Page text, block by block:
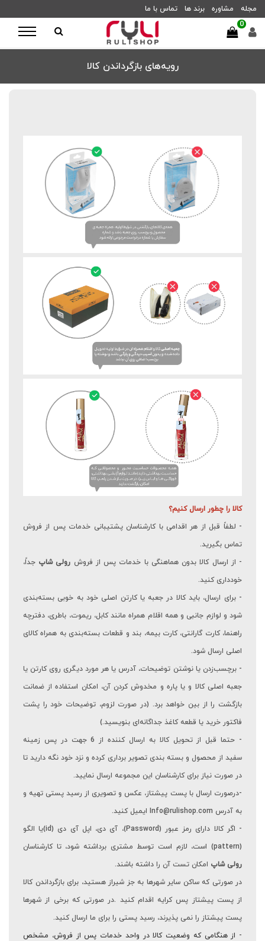
مجله مشاوره برند ها تماس با ما
0
رویه‌های بازگرداندن کالا
کالا را چطور ارسال کنیم؟
- لطفاً قبل از هر اقدامی با کارشناسان پشتیبانی خدمات پس از فروش
تماس بگیرید.
- از ارسال کالا بدون هماهنگی با خدمات پس از فروش رولی شاپ جداً،
خودداری کنید.
- برای ارسال، باید کالا در جعبه یا کارتن اصلی خود به ‏خوبی بسته‌بندی
شود و لوازم جانبی و همه اقلام همراه مانند کابل، ریموت، باطری، دفترچه
راهنما، کارت گارانتی، کارت بیمه، بند و قطعات بسته‌بندی به همراه کالای
اصلی ارسال شود.
- برچسب‌زدن یا نوشتن توضیحات، آدرس یا هر مورد دیگری روی کارتن یا
جعبه اصلی کالا و یا پاره و مخدوش کردن آن، امکان استفاده از ضمانت
بازگشت را از بین خواهد برد. (در صورت لزوم، توضیحات خود را پشت
فاکتور خرید یا قطعه کاغذ جداگانه‌ای بنویسید.)
- حتما قبل از تحویل کالا به ارسال کننده از 6 جهت در پس زمینه
سفید از محصول و بسته بندی تصویر برداری کردهو نزد خود نگه دارید تا
در صورت نیاز برای کارشناسان این مجموعه ارسال نمایید.
-درصورت ارسال با پست پیشتاز، عکس و تصویری از رسید پستی تهیه و
به آدرس Info@rulishop.com ایمیل کنید.
- اگر کالا دارای رمز عبور (Password)، آی دی، اپل آی دی (id)یا الگو
(pattern) است، لازم است توسط مشتری برداشته شود، تا کارشناسان
رولی شاپ امکان تست آن را داشته باشند.
در صورتی که ساکن سایر شهرها به جز شیراز هستید، برای بازگرداندن کالا
از پست پیشتاز پس کرایه اقدام کنید .در صورتی که برخی از شهرها
پست پیشتاز را نمی پذیرند، رسید پستی را برای ما ارسال کنید.
- از هنگامی که وضعیت کالا در واحد خدمات پس از فروش، مشخص